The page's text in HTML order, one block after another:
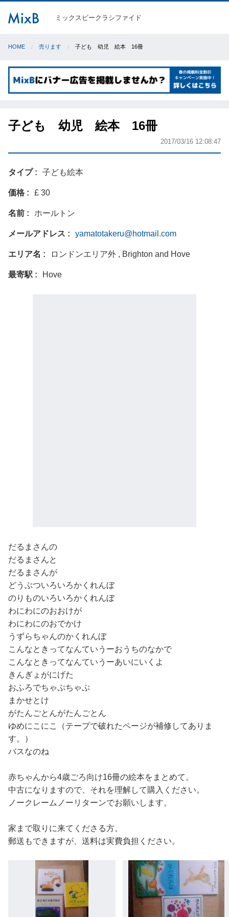
ミックスビークラシファイド
HOME 売ります 子ども 幼児 絵本 16冊
子ども 幼児 絵本 16冊
2017/03/16 12:08:47
タイプ 子ども絵本
価格 £ 30
名前 ホールトン
メールアドレス yamatotakeru@hotmail.com
エリア名 ロンドンエリア外 , Brighton and Hove
最寄駅 Hove
だるまさんの
だるまさんと
だるまさんが
どうぶついろいろかくれんぼ
のりものいろいろかくれんぼ
わにわにのおおけが
わにわにのおでかけ
うずらちゃんのかくれんぼ
こんなときってなんていうーおうちのなかで
こんなときってなんていうーあいにいくよ
きんぎょがにげた
おふろでちゃぷちゃぷ
まかせとけ
がたんごとんがたんごとん
ゆめにこにこ（テープで破れたページが補修してありま
す。）
バスなのね
赤ちゃんから4歳ごろ向け16冊の絵本をまとめて。
中古になりますので、それを理解して購入ください。
ノークレームノーリターンでお願いします。
家まで取りに来てくださる方。
郵送もできますが、送料は実費負担ください。